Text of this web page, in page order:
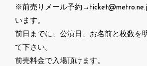
※前売りメール予約
います。
前日までに、公演日、お名前と枚数を
て下さい。
前売料金で入場頂けます。